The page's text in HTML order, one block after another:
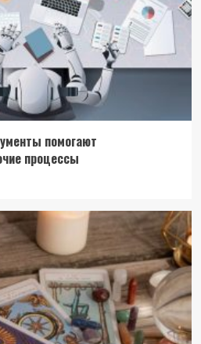
помогают
процессы